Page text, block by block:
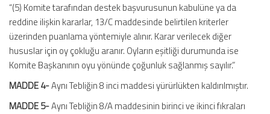
“(5) Komite tarafından destek başvurusunun kabulüne ya da
reddine ilişkin kararlar, 13/C maddesinde belirtilen kriterler
üzerinden puanlama yöntemiyle alınır. Karar verilecek diğer
hususlar için oy çokluğu aranır. Oyların eşitliği durumunda ise
Komite Başkanının oyu yönünde çoğunluk sağlanmış sayılır.”
MADDE 4-Aynı Tebliğin 8 inci maddesi yürürlükten kaldırılmıştır.
MADDE 5-Aynı Tebliğin 8/A maddesinin birinci ve ikinci fıkraları